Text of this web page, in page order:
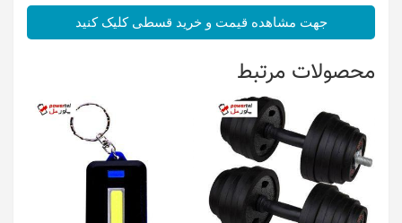
جهت مشاهده قیمت و خرید قسطی کلیک کنید
محصولات مرتبط